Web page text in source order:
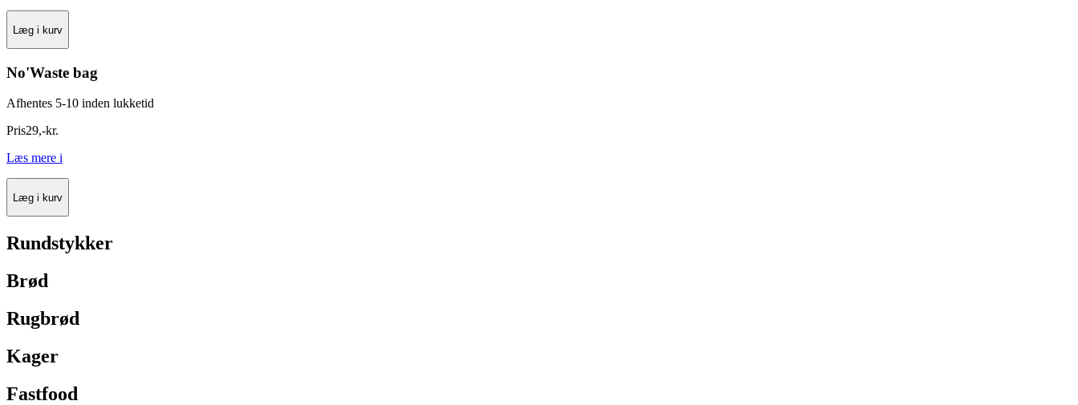
Læg i kurv
No'Waste bag
Afhentes 5-10 inden lukketid
Pris29,-kr.
Læs mere i
Læg i kurv
Rundstykker
Brød
Rugbrød
Kager
Fastfood